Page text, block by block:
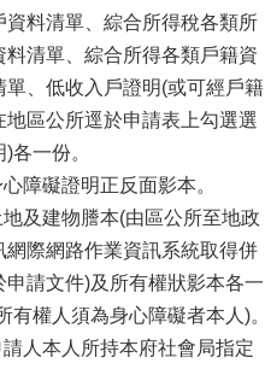
資料清單、綜合所得稅各類所
料清單、綜合所得各類戶籍資
單、低收入戶證明(或可經戶籍
地區公所逕於申請表上勾選選
)各一份。
障礙證明正反面影本。
地及建物謄本(由區公所至地政
網際網路作業資訊系統取得併
申請文件)及所有權狀影本各一
有權人須為身心障礙者本人)。
請人本人所持本府社會局指定